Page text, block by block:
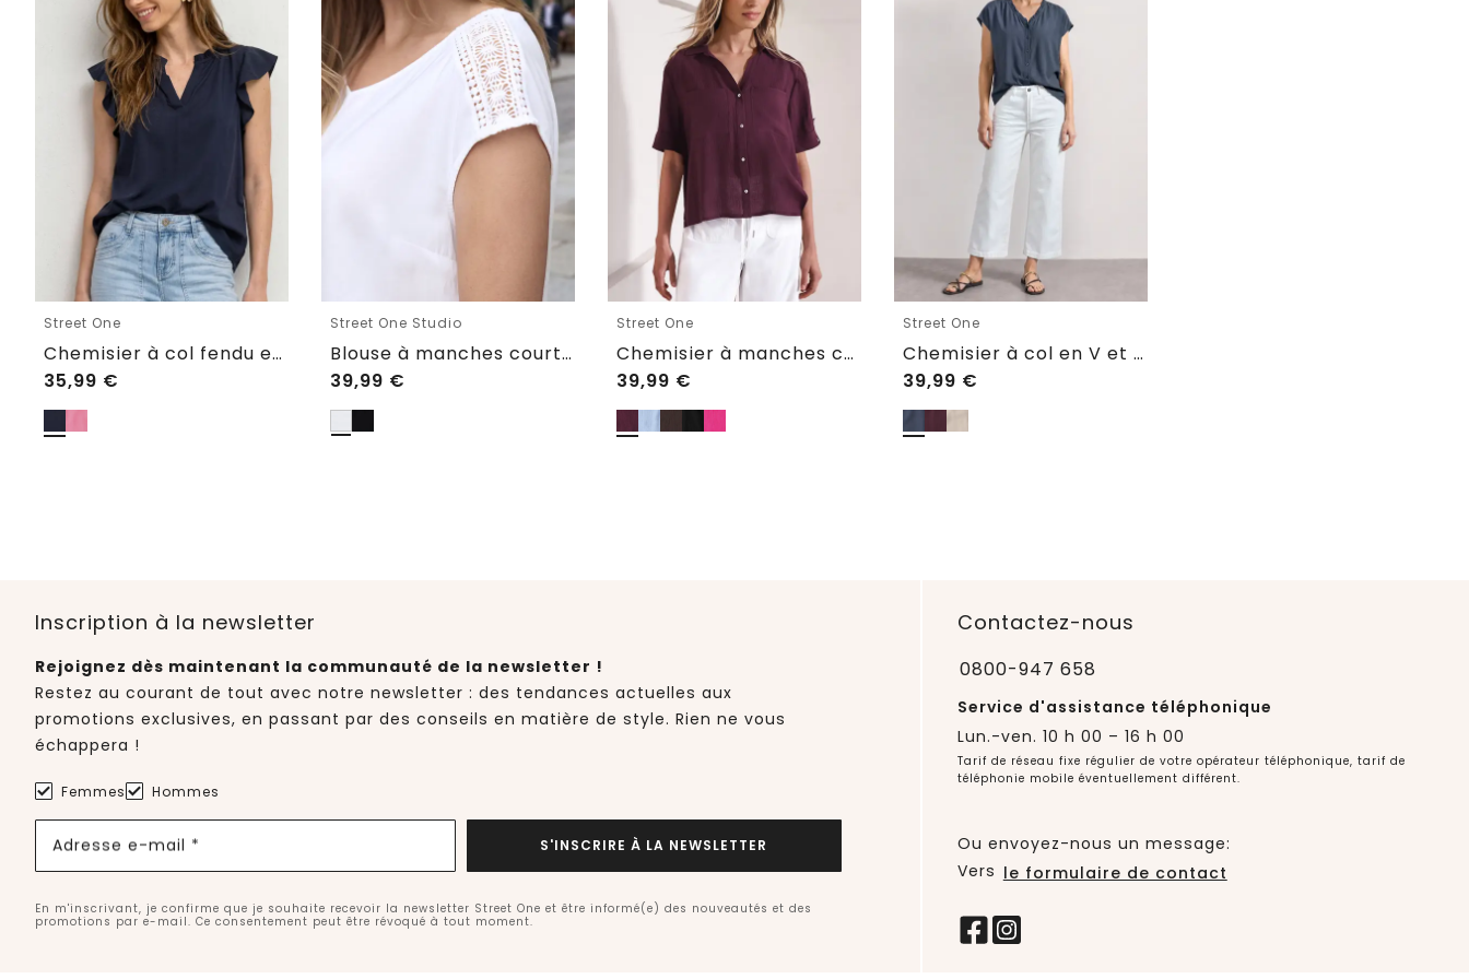
Street One
Chemisier à col fendu et manches à volants
35,99 €
Street One Studio
Blouse à manches courtes avec col en V et détails en dentell
39,99 €
Street One
Chemisier à manches courtes à revers
39,99 €
Street One
Chemisier à col en V et volants
39,99 €
Inscription à la newsletter
Rejoignez dès maintenant la communauté de la newsletter !
Restez au courant de tout avec notre newsletter : des tendances actuelles aux
promotions exclusives, en passant par des conseils en matière de style. Rien ne vous
échappera !
Femmes Hommes
Adresse e-mail * S'INSCRIRE À LA NEWSLETTER
En m'inscrivant, je confirme que je souhaite recevoir la newsletter Street One et être informé(e) des nouveautés et des
promotions par e-mail. Ce consentement peut être révoqué à tout moment.
Contactez-nous
0800-947 658
Service d'assistance téléphonique
Lun.-ven. 10 h 00 – 16 h 00
Tarif de réseau fixe régulier de votre opérateur téléphonique, tarif de
téléphonie mobile éventuellement différent.
Ou envoyez-nous un message:
Vers le formulaire de contact